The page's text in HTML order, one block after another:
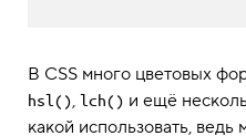
В CSS много цветовых
hsl(), lch() и ещё
какой использовать,